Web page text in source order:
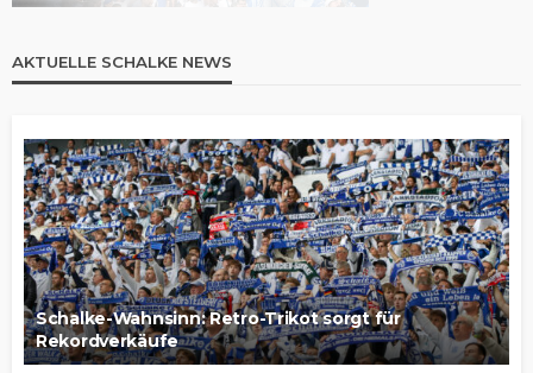
AKTUELLE SCHALKE NEWS
Schalke-Wahnsinn: Retro-Trikot sorgt für
Rekordverkäufe